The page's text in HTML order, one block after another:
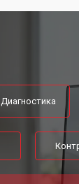
Диагностика